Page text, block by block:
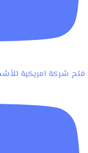
فتح شركة امريكية